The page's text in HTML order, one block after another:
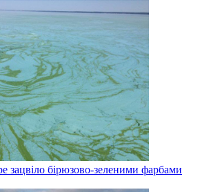
зацвіло бірюзово-зеленими фарбами